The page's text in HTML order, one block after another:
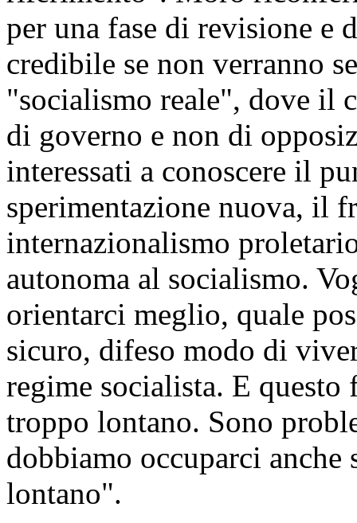
per una fase di revisione
credibile se non verranno
"socialismo reale", dove il
di governo e non di
interessati a conoscere il
sperimentazione nuova, il
internazionalismo
autonoma al socialismo.
orientarci meglio, quale
sicuro, difeso modo di
regime socialista. E
troppo lontano. Sono
dobbiamo occuparci anche
lontano".